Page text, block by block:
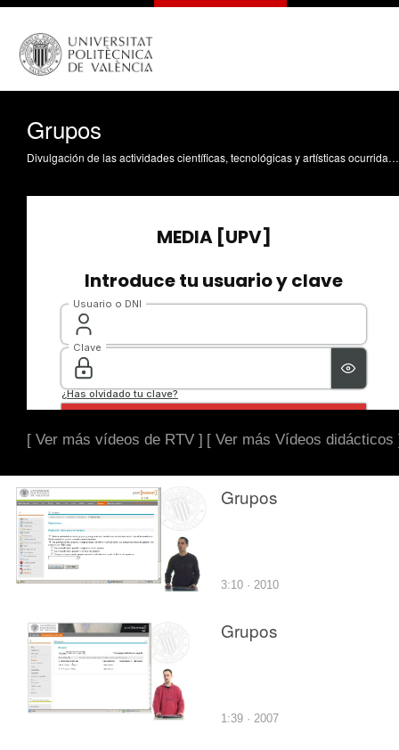
Grupos
Divulgación de las actividades científicas, tecnológicas y artísticas ocurridas en los tres campus de la UPV
[ Ver más vídeos de RTV ] [ Ver más Vídeos didácticos
Grupos
3:10 · 2010
Grupos
1:39 · 2007